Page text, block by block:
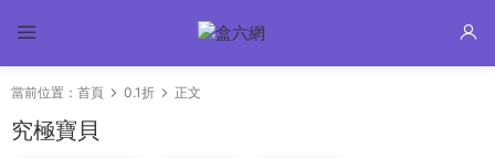
當前位置： 首頁 0.1折 正文
究極寶貝